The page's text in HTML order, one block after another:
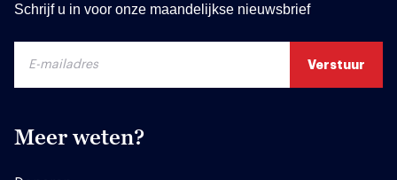
Schrijf u in voor onze maandelijkse nieuwsbrief
Meer weten?